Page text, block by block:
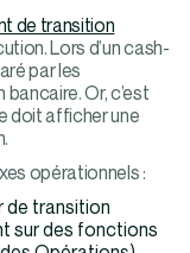
de transition
Lors d’un cash-
par les
Or, c’est
doit afficher une
opérationnels :
de transition
sur des fonctions